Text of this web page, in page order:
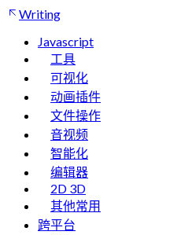
Writing
Javascript
工具
可视化
动画插件
文件操作
音视频
智能化
编辑器
2D 3D
其他常用
跨平台